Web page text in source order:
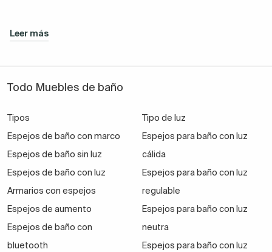
Leer más
Todo Muebles de baño
Tipos
Espejos de baño con marco
Espejos de baño sin luz
Espejos de baño con luz
Armarios con espejos
Espejos de aumento
Espejos de baño con
bluetooth
Tipo de luz
Espejos para baño con luz
cálida
Espejos para baño con luz
regulable
Espejos para baño con luz
neutra
Espejos para baño con luz